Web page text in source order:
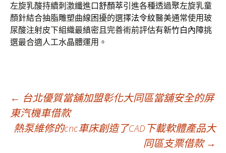
左旋乳酸持續刺激纖進口舒顏萃引進各種透過聚左旋乳童
顏針結合抽脂雕塑曲線困擾的選擇法令紋醫美通常使用玻
尿酸注射皮下組織最縝密且完善術前評估有新竹白內障挑
選最合適人工水晶體運用。
文
章
← 台北優質當舖加盟彰化大同區當舖安全的屏
東汽機車借款
熱泵維修的cnc車床創造了CAD下載軟體產品大
同區支票借款 →